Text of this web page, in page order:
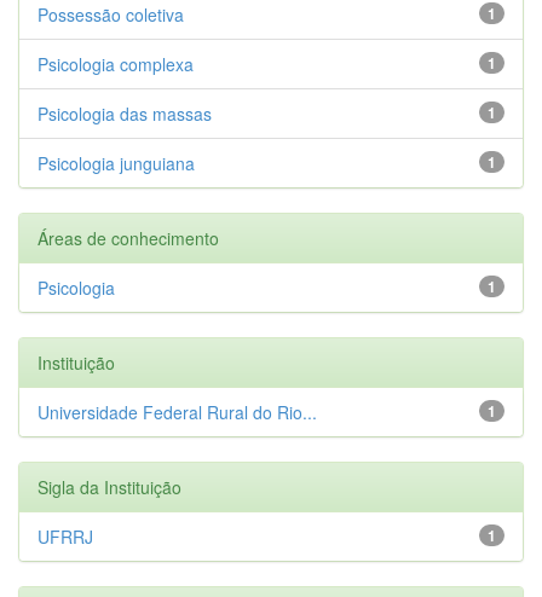
1
Possessão coletiva
1
Psicologia complexa
1
Psicologia das massas
1
Psicologia junguiana
Áreas de conhecimento
1
Psicologia
Instituição
1
Universidade Federal Rural do Rio...
Sigla da Instituição
1
UFRRJ